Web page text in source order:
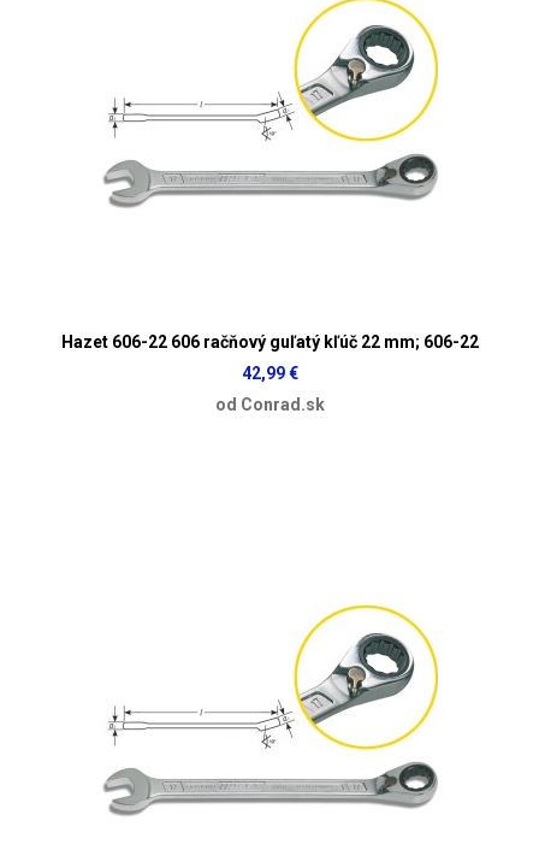
Hazet 606-22 606 račňový guľatý kľúč 22 mm; 606-22
42,99 €
od Conrad.sk